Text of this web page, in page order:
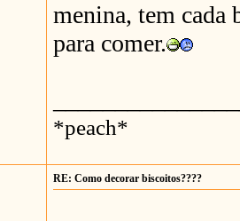
menina, tem cada
para comer.
*peach*
RE: Como decorar biscoitos????